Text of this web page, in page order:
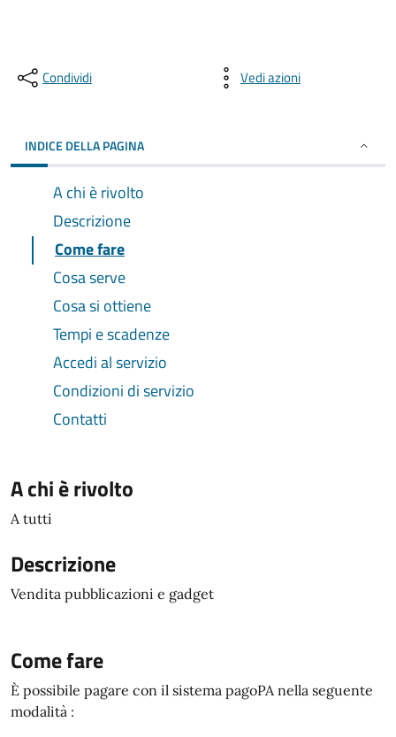
Condividi Vedi azioni
INDICE DELLA PAGINA
A chi è rivolto
Descrizione
Come fare
Cosa serve
Cosa si ottiene
Tempi e scadenze
Accedi al servizio
Condizioni di servizio
Contatti
A chi è rivolto
A tutti
Descrizione
Vendita pubblicazioni e gadget
Come fare
È possibile pagare con il sistema pagoPA nella seguente
modalità :